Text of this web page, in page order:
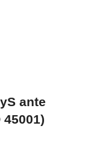
ante